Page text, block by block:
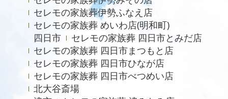
2023年3月
2023年2月
2022年12月
2022年9月
2022年8月
セレモの家族葬伊勢ふなえ店
セレモの家族葬 めいわ店(明和町)
四日市
セレモの家族葬 四日市とみだ店
セレモの家族葬 四日市まつもと店
セレモの家族葬 四日市ひなが店
セレモの家族葬 四日市べつめい店
北大谷斎場